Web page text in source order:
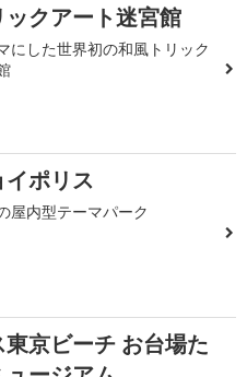
クアート迷宮館
にした世界初の和風トリック
ポリス
屋内型テーマパーク
京ビーチ お台場た